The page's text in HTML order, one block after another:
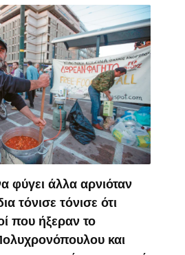
φύγει άλλα αρνιόταν
τόνισε τόνισε ότι
που ήξεραν το
και